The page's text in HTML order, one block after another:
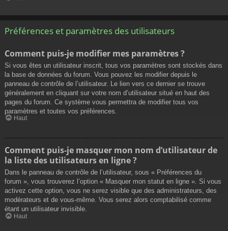
Préférences et paramètres des utilisateurs
Comment puis-je modifier mes paramètres ?
Si vous êtes un utilisateur inscrit, tous vos paramètres sont stockés dans
la base de données du forum. Vous pouvez les modifier depuis le
panneau de contrôle de l’utilisateur. Le lien vers ce dernier se trouve
généralement en cliquant sur votre nom d’utilisateur situé en haut des
pages du forum. Ce système vous permettra de modifier tous vos
paramètres et toutes vos préférences.
Haut
Comment puis-je masquer mon nom d’utilisateur de
la liste des utilisateurs en ligne ?
Dans le panneau de contrôle de l’utilisateur, sous « Préférences du
forum », vous trouverez l’option « Masquer mon statut en ligne ». Si vous
activez cette option, vous ne serez visible que des administrateurs, des
modérateurs et de vous-même. Vous serez alors comptabilisé comme
étant un utilisateur invisible.
Haut